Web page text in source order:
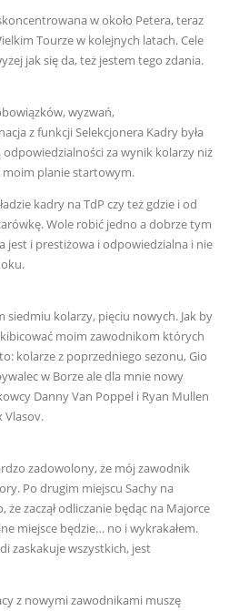
w około Petera, teraz
Tourze w kolejnych latach. Cele
jak się da, też jestem tego zdania.
wyzwań,
z funkcji Selekcjonera Kadry była
za wynik kolarzy niż
moim planie startowym.
kadry na TdP czy też gdzie i od
Wole robić jedno a dobrze tym
jest i prestiżowa i odpowiedzialna i nie
kolarzy, pięciu nowych. Jak by
moim zawodnikom których
kolarze z poprzedniego sezonu, Gio
w Borze ale dla mnie nowy
Danny Van Poppel i Ryan Mullen
Vlasov.
zadowolony, że mój zawodnik
Po drugim miejscu Sachy na
że zaczął odliczanie będąc na Majorce
miejsce będzie… no i wykrakałem.
zaskakuje wszystkich, jest
z nowymi zawodnikami muszę